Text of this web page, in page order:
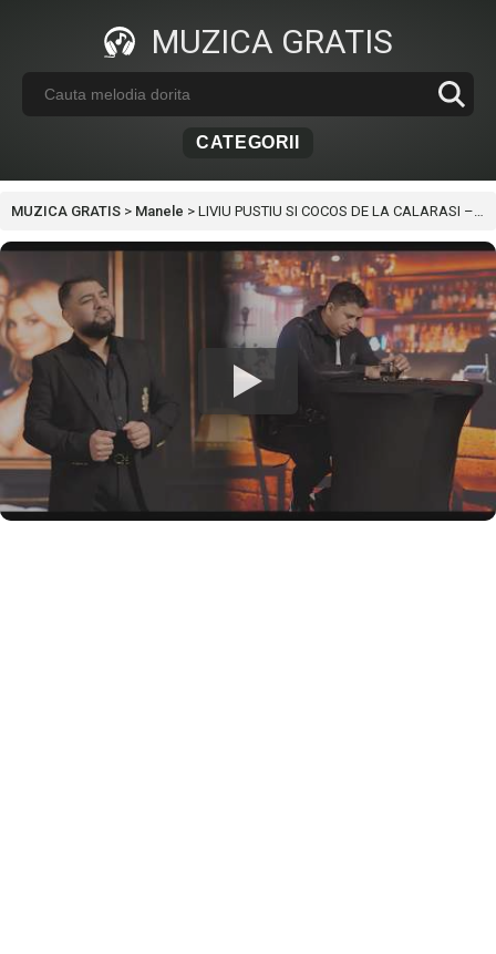
MUZICA GRATIS
CATEGORII
MUZICA GRATIS > Manele > LIVIU PUSTIU SI COCOS DE LA CALARASI – OSPATARULE